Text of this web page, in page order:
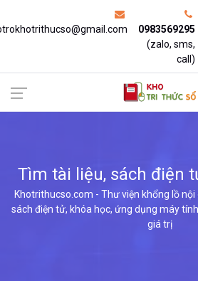
0983569295
(zalo, sms,
call)
Tìm tài liệu, sách điện
ứng dụng
Khotrithucso.com - Thư viện khổng lồ nội